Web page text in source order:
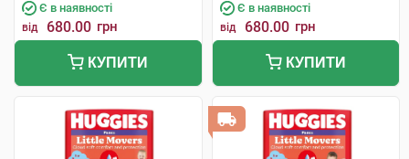
Є в наявності
від 680.00 грн
КУПИТИ
Є в наявності
від 680.00 грн
КУПИТИ